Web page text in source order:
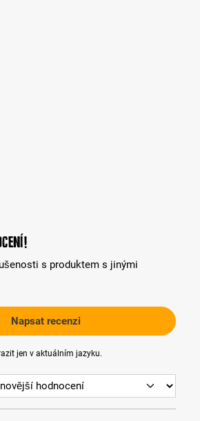
s produktem s jinými
Napsat recenzi
jen v aktuálním jazyku.